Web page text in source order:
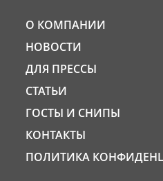
О КОМПАНИИ
НОВОСТИ
ДЛЯ ПРЕССЫ
СТАТЬИ
ГОСТЫ И СНИПЫ
КОНТАКТЫ
ПОЛИТИКА